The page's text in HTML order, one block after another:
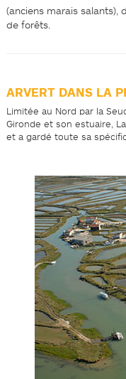
(anciens marais salants),
de forêts.
ARVERT DANS LA
Limitée au Nord par la
Gironde et son estuaire,
et a gardé toute sa